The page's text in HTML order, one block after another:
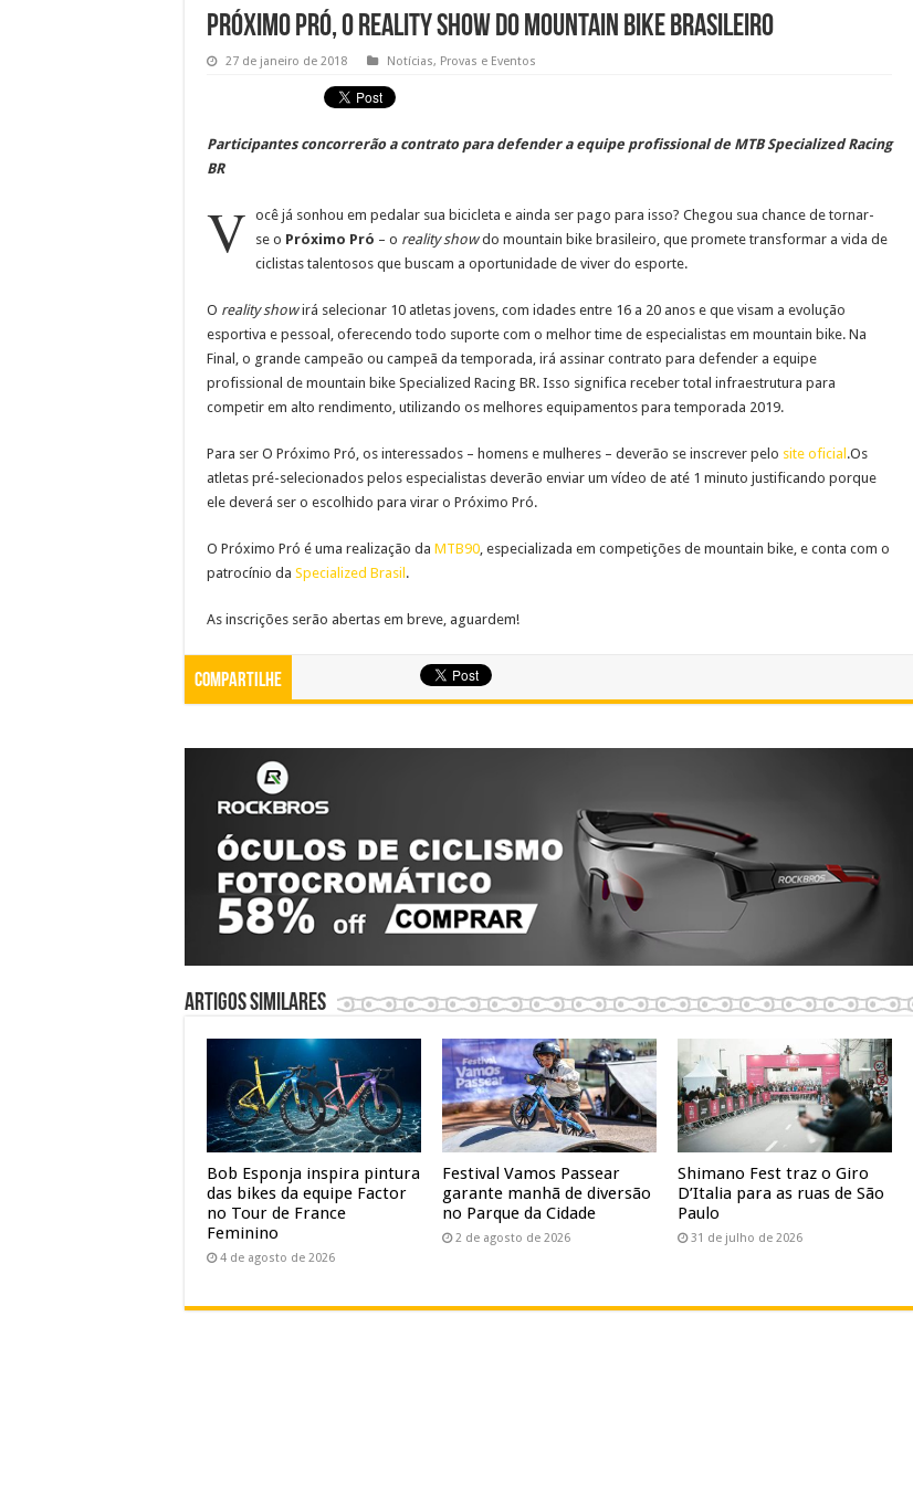
Próximo Pró, o reality show do mountain bike brasileiro
27 de janeiro de 2018 Notícias, Provas e Eventos
Participantes concorrerão a contrato para defender a equipe profissional de MTB Specialized Racing
BR
V ocê já sonhou em pedalar sua bicicleta e ainda ser pago para isso? Chegou sua chance de tornar-
se o Próximo Pró – o reality showdo mountain bike brasileiro, que promete transformar a vida de
ciclistas talentosos que buscam a oportunidade de viver do esporte.
O reality showirá selecionar 10 atletas jovens, com idades entre 16 a 20 anos e que visam a evolução
esportiva e pessoal, oferecendo todo suporte com o melhor time de especialistas em mountain bike. Na
Final, o grande campeão ou campeã da temporada, irá assinar contrato para defender a equipe
profissional de mountain bike Specialized Racing BR. Isso significa receber total infraestrutura para
competir em alto rendimento, utilizando os melhores equipamentos para temporada 2019.
Para ser O Próximo Pró, os interessados – homens e mulheres – deverão se inscrever pelo site oficial .Os
atletas pré-selecionados pelos especialistas deverão enviar um vídeo de até 1 minuto justificando porque
ele deverá ser o escolhido para virar o Próximo Pró.
O Próximo Pró é uma realização da MTB90 , especializada em competições de mountain bike, e conta com o
patrocínio da Specialized Brasil .
As inscrições serão abertas em breve, aguardem!
Compartilhe
Artigos similares
Bob Esponja inspira pintura
das bikes da equipe Factor
no Tour de France
Feminino
4 de agosto de 2026
Festival Vamos Passear
garante manhã de diversão
no Parque da Cidade
2 de agosto de 2026
Shimano Fest traz o Giro
D’Italia para as ruas de São
Paulo
31 de julho de 2026